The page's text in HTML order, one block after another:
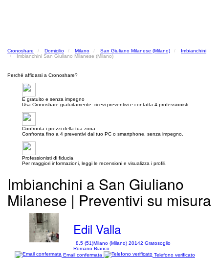
Cronoshare Domicilio Milano San Giuliano Milanese (Milano)
Imbianchini
Imbianchini San Giuliano Milanese (Milano)
Perché affidarsi a Cronoshare?
E gratuito e senza impegno
Usa Cronoshare gratuitamente: ricevi preventivi e contatta 4 professionisti.
Confronta i prezzi della tua zona
Confronta fino a 4 preventivi dal tuo PC o smartphone, senza impegno.
Professionisti di fiducia
Per maggiori informazioni, leggi le recensioni e visualizza i profili.
Imbianchini a San Giuliano
Milanese | Preventivi su misura
Edil Valla
8,5 (51)Milano (Milano) 20142 Gratosoglio
Romano Bianco
Email confermata
Telefono verificato